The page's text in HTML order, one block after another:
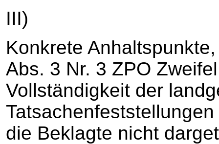
III)
Konkrete
Abs. 3 Nr. 3 ZPO
Vollständigkeit der
die Beklagte nicht